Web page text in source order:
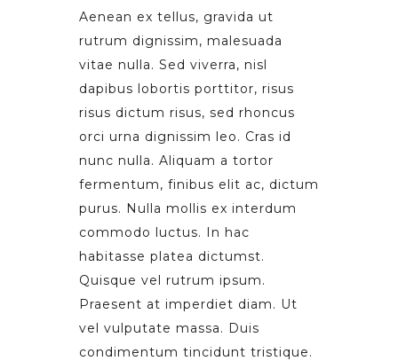
Aenean ex tellus, gravida ut
rutrum dignissim, malesuada
vitae nulla. Sed viverra, nisl
dapibus lobortis porttitor, risus
risus dictum risus, sed rhoncus
orci urna dignissim leo. Cras id
nunc nulla. Aliquam a tortor
fermentum, finibus elit ac, dictum
purus. Nulla mollis ex interdum
commodo luctus. In hac
habitasse platea dictumst.
Quisque vel rutrum ipsum.
Praesent at imperdiet diam. Ut
vel vulputate massa. Duis
condimentum tincidunt tristique.